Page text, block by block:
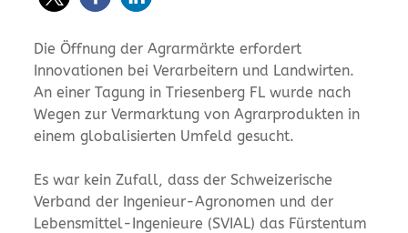
Die Öffnung der Agrarmärkte erfordert
Innovationen bei Verarbeitern und Landwirten.
An einer Tagung in Triesenberg FL wurde nach
Wegen zur Vermarktung von Agrarprodukten in
einem globalisierten Umfeld gesucht.
Es war kein Zufall, dass der Schweizerische
Verband der Ingenieur-Agronomen und der
Lebensmittel-Ingenieure (SVIAL) das Fürstentum